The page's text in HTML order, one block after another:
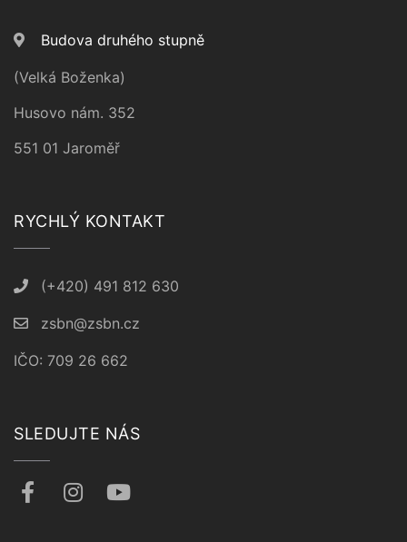
Budova druhého stupně
(Velká Boženka)
Husovo nám. 352
551 01 Jaroměř
RYCHLÝ KONTAKT
(+420) 491 812 630
zsbn@zsbn.cz
IČO: 709 26 662
SLEDUJTE NÁS